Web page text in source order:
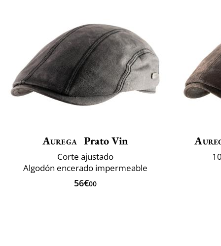
Aurega Prato Vin
Corte ajustado
Algodón encerado impermeable
56€00